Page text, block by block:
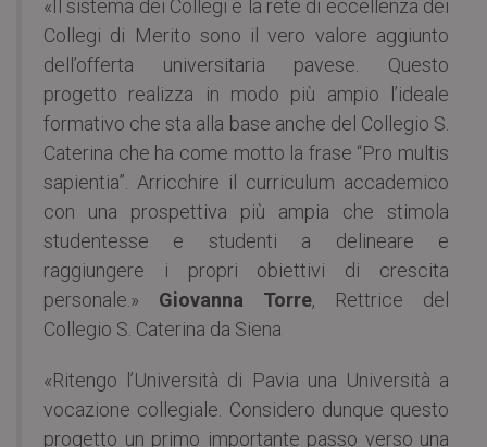
«Il sistema dei Collegi e la rete di eccellenza dei
Collegi di Merito sono il vero valore aggiunto
dell’offerta universitaria pavese. Questo
progetto realizza in modo più ampio l’ideale
formativo che sta alla base anche del Collegio S.
Caterina che ha come motto la frase “Pro multis
sapientia”. Arricchire il curriculum accademico
con una prospettiva più ampia che stimola
studentesse e studenti a delineare e
raggiungere i propri obiettivi di crescita
personale.» Giovanna Torre, Rettrice del
Collegio S. Caterina da Siena
«Ritengo l’Università di Pavia una Università a
vocazione collegiale. Considero dunque questo
progetto un primo importante passo verso una